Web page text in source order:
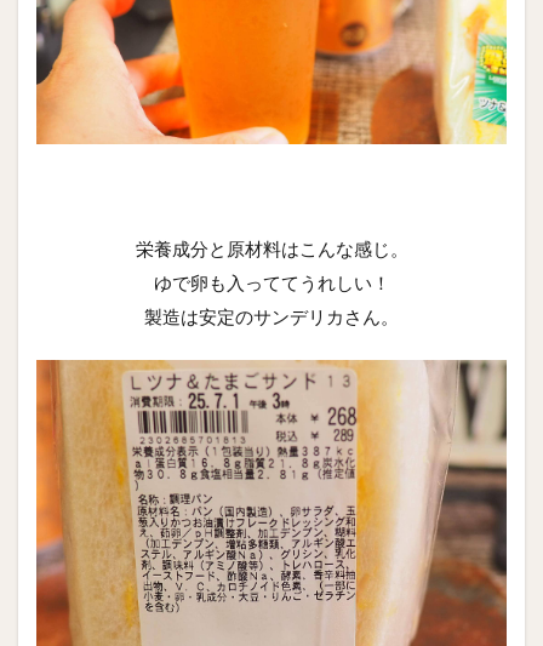
栄養成分と原材料はこんな感じ。
ゆで卵も入っててうれしい！
製造は安定のサンデリカさん。